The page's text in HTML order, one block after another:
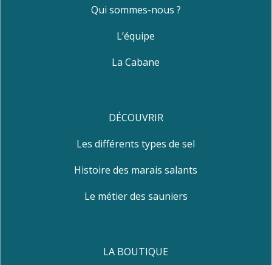
Qui sommes-nous ?
L’équipe
La Cabane
DÉCOUVRIR
Les différents types de sel
Histoire des marais salants
Le métier des sauniers
LA BOUTIQUE